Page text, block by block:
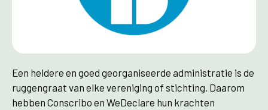
Een heldere en goed georganiseerde administratie is de
ruggengraat van elke vereniging of stichting. Daarom
hebben Conscribo en WeDeclare hun krachten